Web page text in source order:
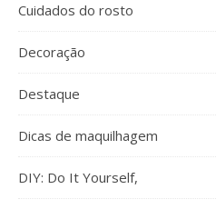
Cuidados do rosto
Decoração
Destaque
Dicas de maquilhagem
DIY: Do It Yourself,